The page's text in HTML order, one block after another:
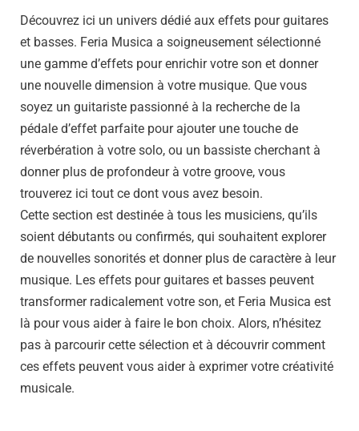
Découvrez ici un univers dédié aux effets pour guitares
et basses. Feria Musica a soigneusement sélectionné
une gamme d’effets pour enrichir votre son et donner
une nouvelle dimension à votre musique. Que vous
soyez un guitariste passionné à la recherche de la
pédale d’effet parfaite pour ajouter une touche de
réverbération à votre solo, ou un bassiste cherchant à
donner plus de profondeur à votre groove, vous
trouverez ici tout ce dont vous avez besoin.
Cette section est destinée à tous les musiciens, qu’ils
soient débutants ou confirmés, qui souhaitent explorer
de nouvelles sonorités et donner plus de caractère à leur
musique. Les effets pour guitares et basses peuvent
transformer radicalement votre son, et Feria Musica est
là pour vous aider à faire le bon choix. Alors, n’hésitez
pas à parcourir cette sélection et à découvrir comment
ces effets peuvent vous aider à exprimer votre créativité
musicale.